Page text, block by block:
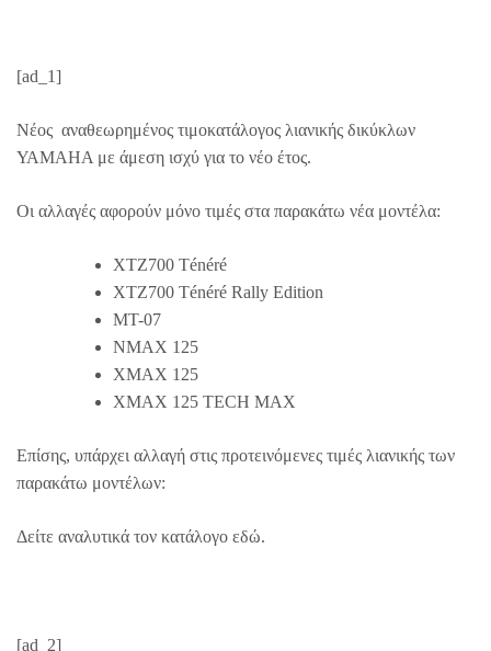
[ad_1]
Νέος αναθεωρημένος τιμοκατάλογος λιανικής δικύκλων
ΥΑΜΑΗΑ με άμεση ισχύ για το νέο έτος.
Οι αλλαγές αφορούν μόνο τιμές στα παρακάτω νέα μοντέλα:
XTZ700 Ténéré
XTZ700 Ténéré Rally Edition
MT-07
NMAX 125
XMAX 125
XMAX 125 TECH MAX
Επίσης, υπάρχει αλλαγή στις προτεινόμενες τιμές λιανικής των
παρακάτω μοντέλων:
Δείτε αναλυτικά τον κατάλογο εδώ.
[ad_2]